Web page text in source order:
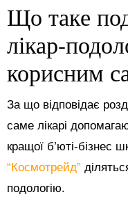
Що таке
лікар-
корисним
За що відповідає
саме лікарі
кращої б’юті-бізнес
“Космотрейд”
подологію.